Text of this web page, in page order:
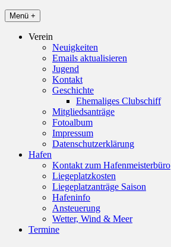
Menü +
Verein
Neuigkeiten
Emails aktualisieren
Jugend
Kontakt
Geschichte
Ehemaliges Clubschiff
Mitgliedsanträge
Fotoalbum
Impressum
Datenschutzerklärung
Hafen
Kontakt zum Hafenmeisterbüro
Liegeplatzkosten
Liegeplatzanträge Saison
Hafeninfo
Ansteuerung
Wetter, Wind & Meer
Termine